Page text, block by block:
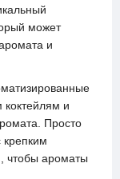
может
и
и
Просто
крепким
чтобы ароматы